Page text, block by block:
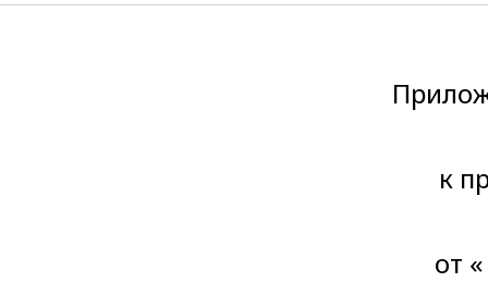
Приложение
к приказу
от « »